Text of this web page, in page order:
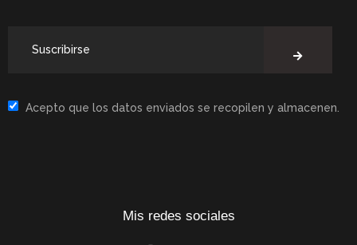
Acepto que los datos enviados se recopilen y almacenen.
Mis redes sociales